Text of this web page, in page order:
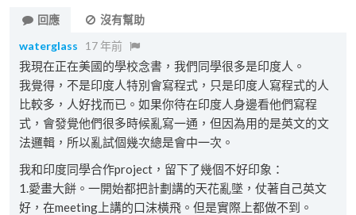
回應
沒有幫助
waterglass
17 年前
我現在正在美國的學校念書，我們同學很多是印度人。
我覺得，不是印度人特別會寫程式，只是印度人寫程式的人
比較多，人好找而已。如果你待在印度人身邊看他們寫程
式，會發覺他們很多時候亂寫一通，但因為用的是英文的文
法邏輯，所以亂試個幾次總是會中一次。
我和印度同學合作project，留下了幾個不好印象：
1.愛畫大餅。一開始都把計劃講的天花亂墜，仗著自己英文
好，在meeting上講的口沫橫飛。但是實際上都做不到。